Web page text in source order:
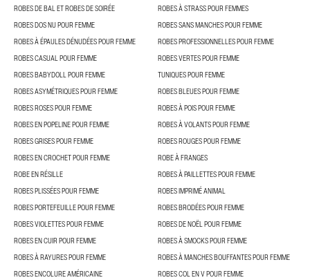
ROBES DE BAL ET ROBES DE SOIRÉE
ROBES À STRASS POUR FEMMES
ROBES DOS NU POUR FEMME
ROBES SANS MANCHES POUR FEMME
ROBES À ÉPAULES DÉNUDÉES POUR FEMME
ROBES PROFESSIONNELLES POUR FEMME
ROBES CASUAL POUR FEMME
ROBES VERTES POUR FEMME
ROBES BABYDOLL POUR FEMME
TUNIQUES POUR FEMME
ROBES ASYMÉTRIQUES POUR FEMME
ROBES BLEUES POUR FEMME
ROBES ROSES POUR FEMME
ROBES À POIS POUR FEMME
ROBES EN POPELINE POUR FEMME
ROBES À VOLANTS POUR FEMME
ROBES GRISES POUR FEMME
ROBES ROUGES POUR FEMME
ROBES EN CROCHET POUR FEMME
ROBE À FRANGES
ROBE EN RÉSILLE
ROBES À PAILLETTES POUR FEMME
ROBES PLISSÉES POUR FEMME
ROBES IMPRIMÉ ANIMAL
ROBES PORTEFEUILLE POUR FEMME
ROBES BRODÉES POUR FEMME
ROBES VIOLETTES POUR FEMME
ROBES DE NOËL POUR FEMME
ROBES EN CUIR POUR FEMME
ROBES À SMOCKS POUR FEMME
ROBES À RAYURES POUR FEMME
ROBES À MANCHES BOUFFANTES POUR FEMME
ROBES ENCOLURE AMÉRICAINE
ROBES COL EN V POUR FEMME